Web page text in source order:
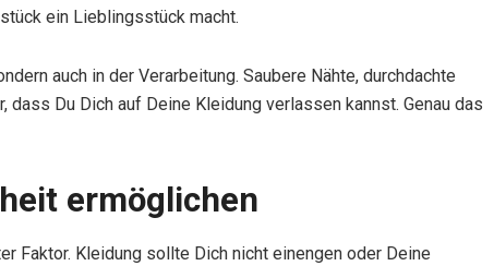
ein Lieblingsstück macht.
auch in der Verarbeitung. Saubere Nähte, durchdachte
Du Dich auf Deine Kleidung verlassen kannst. Genau das
ermöglichen
Faktor. Kleidung sollte Dich nicht einengen oder Deine